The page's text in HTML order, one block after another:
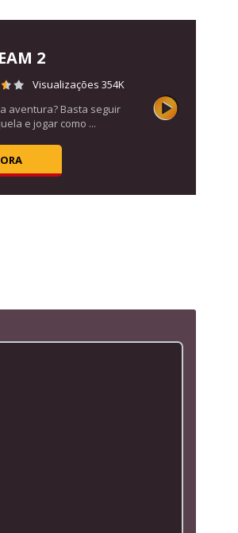
2
Visualizações 354K
aventura? Basta seguir
e jogar como ...